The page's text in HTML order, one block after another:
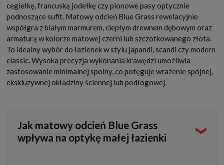
cegiełkę, francuską jodełkę czy pionowe pasy optycznie
podnoszące sufit. Matowy odcień Blue Grass rewelacyjnie
współgra z białym marmurem, ciepłym drewnem dębowym oraz
armaturą w kolorze matowej czerni lub szczotkowanego złota.
To idealny wybór do łazienek w stylu japandi, scandi czy modern
classic. Wysoka precyzja wykonania krawędzi umożliwia
zastosowanie minimalnej spoiny, co potęguje wrażenie spójnej,
ekskluzywnej okładziny ściennej lub podłogowej.
Jak matowy odcień Blue Grass
wpływa na optykę małej łazienki